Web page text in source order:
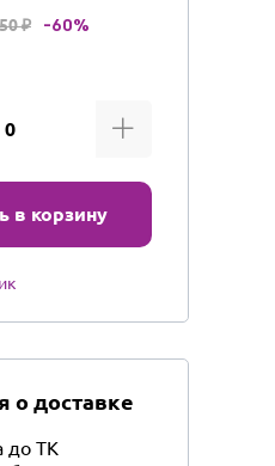
₽ -60%
в корзину
о доставке
до ТК